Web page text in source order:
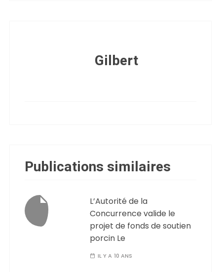
Gilbert
Publications similaires
L’Autorité de la
Concurrence valide le
projet de fonds de soutien
porcin Le
IL Y A 10 ANS